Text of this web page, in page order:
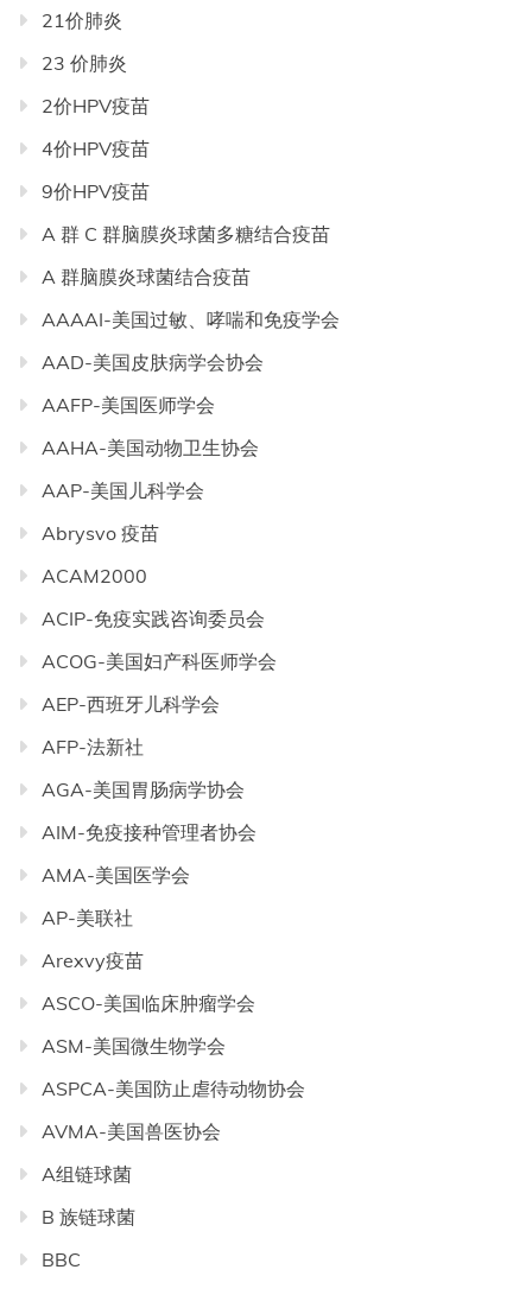
21价肺炎
23 价肺炎
2价HPV疫苗
4价HPV疫苗
9价HPV疫苗
A 群 C 群脑膜炎球菌多糖结合疫苗
A 群脑膜炎球菌结合疫苗
AAAAI-美国过敏、哮喘和免疫学会
AAD-美国皮肤病学会协会
AAFP-美国医师学会
AAHA-美国动物卫生协会
AAP-美国儿科学会
Abrysvo 疫苗
ACAM2000
ACIP-免疫实践咨询委员会
ACOG-美国妇产科医师学会
AEP-西班牙儿科学会
AFP-法新社
AGA-美国胃肠病学协会
AIM-免疫接种管理者协会
AMA-美国医学会
AP-美联社
Arexvy疫苗
ASCO-美国临床肿瘤学会
ASM-美国微生物学会
ASPCA-美国防止虐待动物协会
AVMA-美国兽医协会
A组链球菌
B 族链球菌
BBC